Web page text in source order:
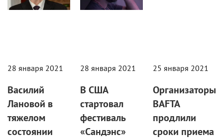
Василий
Лановой в
тяжелом
состоянии
87-летний артист
В США
стартовал
фестиваль
«Сандэнс»
Смотр пройдет с
Организаторы
BAFTA
продлили
сроки приема
заявок